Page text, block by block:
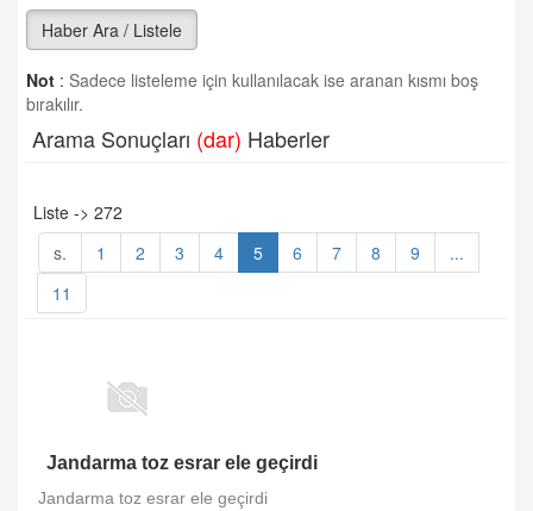
Haber Ara / Listele
Not : Sadece listeleme için kullanılacak ise aranan kısmı boş
bırakılır.
Arama Sonuçları (dar) Haberler
Liste -> 272
s.
1 2 3 4 5 6 7 8 9
...
11
Jandarma toz esrar ele geçirdi
Jandarma toz esrar ele geçirdi